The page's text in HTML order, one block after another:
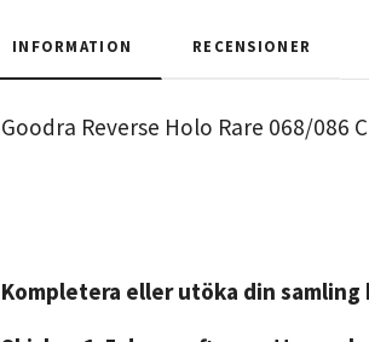
INFORMATION RECENSIONER
Goodra Reverse Holo Rare 068/086
Kompletera eller utöka din